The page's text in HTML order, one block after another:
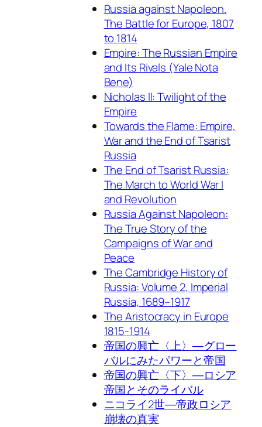
Russia against Napoleon.
The Battle for Europe, 1807
to 1814
Empire: The Russian Empire
and Its Rivals (Yale Nota
Bene)
Nicholas II: Twilight of the
Empire
Towards the Flame: Empire,
War and the End of Tsarist
Russia
The End of Tsarist Russia:
The March to World War I
and Revolution
Russia Against Napoleon:
The True Story of the
Campaigns of War and
Peace
The Cambridge History of
Russia: Volume 2, Imperial
Russia, 1689–1917
The Aristocracy in Europe
1815-1914
帝国の興亡〈上〉―グロー
バルにみたパワーと帝国
帝国の興亡〈下〉―ロシア
帝国とそのライバル
ニコライ2世―帝政ロシア
崩壊の真実